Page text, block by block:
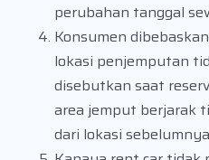
perubahan tanggal
Konsumen
lokasi penjemputan
disebutkan saat
area jemput berjarak
dari lokasi